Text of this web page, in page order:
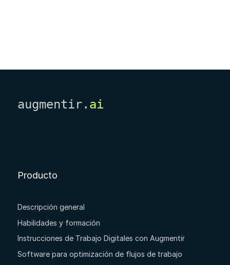
augmentir. ai
Producto
Descripción general
Habilidades y formación
Instrucciones de Trabajo Digitales con Augmentir
Software para optimización de flujos de trabajo